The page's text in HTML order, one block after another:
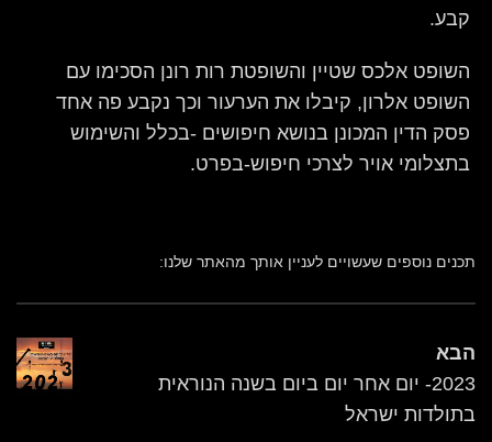
קבע.
השופט אלכס שטיין והשופטת רות רונן הסכימו עם
השופט אלרון, קיבלו את הערעור וכך נקבע פה אחד
פסק הדין המכונן בנושא חיפושים -בכלל והשימוש
בתצלומי אויר לצרכי חיפוש-בפרט.
תכנים נוספים שעשויים לעניין אותך מהאתר שלנו:
הבא
2023- יום אחר יום ביום בשנה הנוראית
בתולדות ישראל